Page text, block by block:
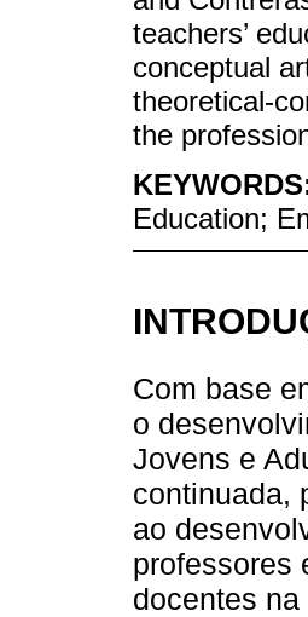
teachers’
conceptual
theoretical-
the
Education;
Com base
o
Jovens e
continuada,
ao
professores
docentes